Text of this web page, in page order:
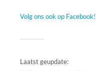
Volg ons ook op Facebook!
Laatst geupdate: